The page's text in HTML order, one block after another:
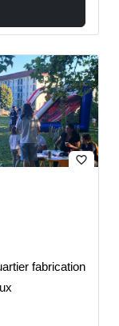
favorite_border
fabrication